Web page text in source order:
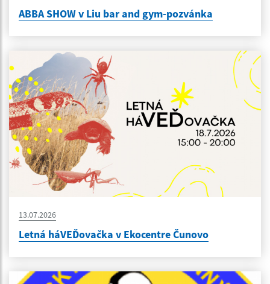
ABBA SHOW v Liu bar and gym-pozvánka
13.07.2026
Letná háVEĎovačka v Ekocentre Čunovo